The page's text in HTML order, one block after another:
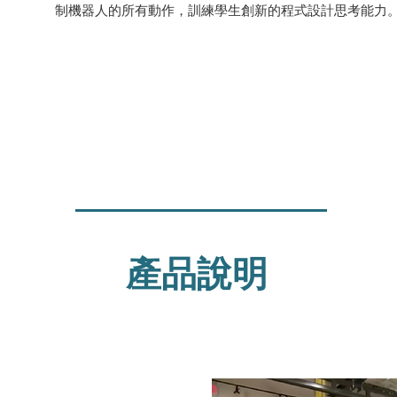
制機器人的所有動作，訓練學生創新的程式設計思考能力
產品說明